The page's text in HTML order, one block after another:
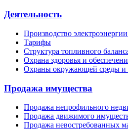
Деятельность
Производство
Тарифы
Структура топливного
Охрана здоровья и
Охраны окружающей среды и
Продажа имущества
Продажа непрофильного
Продажа движимого
Продажа невостребованных